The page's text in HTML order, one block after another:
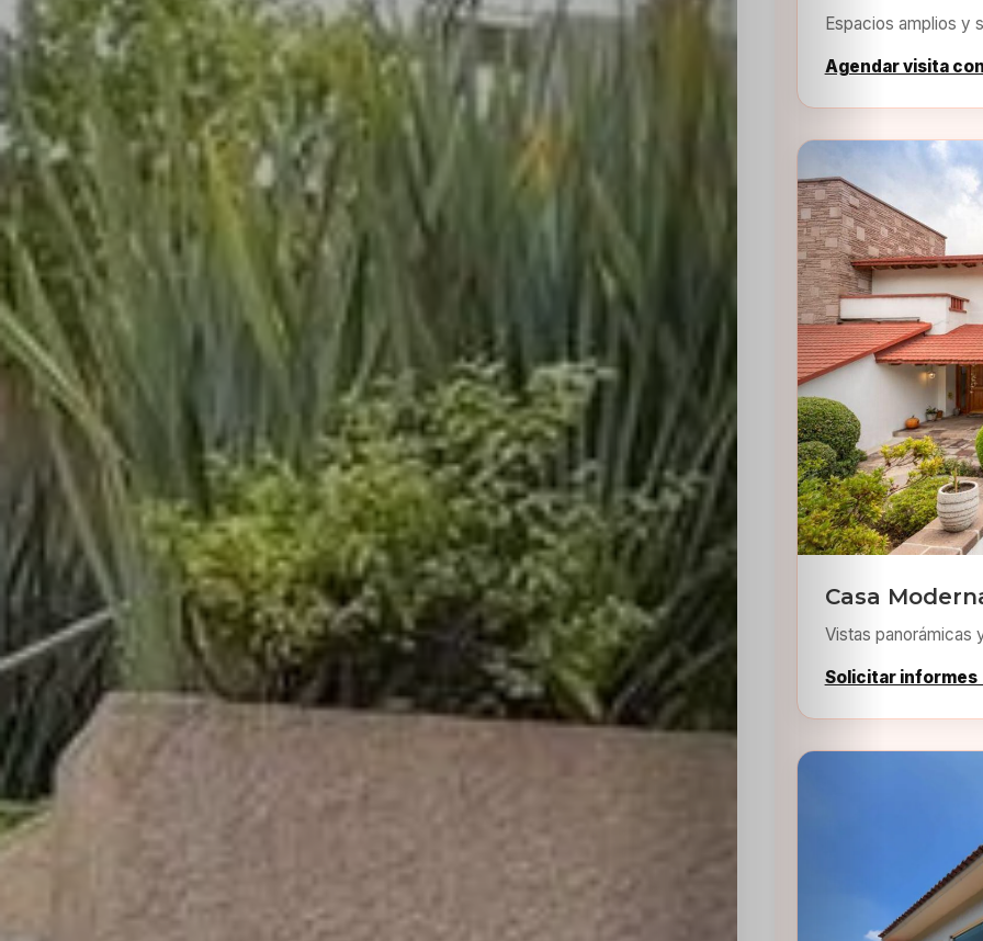
Inicio
Casting
Bershka
Casting
Sabritas
Espacios amplios y
Agendar visita
Casa
Vistas panorámicas
Solicitar